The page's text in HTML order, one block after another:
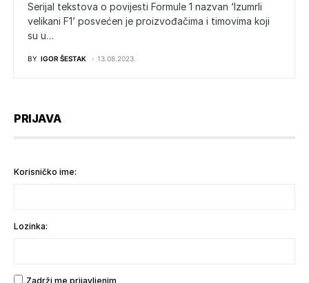
Serijal tekstova o povijesti Formule 1 nazvan ‘Izumrli
velikani F1’ posvećen je proizvođačima i timovima koji
su u…
BY IGOR ŠESTAK 13.08.2023.
PRIJAVA
Korisničko ime:
Lozinka:
Zadrži me prijavljenim